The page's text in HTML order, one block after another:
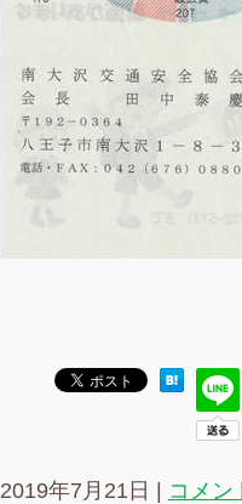
2019年7月21日 コメン